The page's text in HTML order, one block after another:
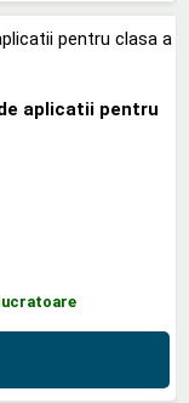
aplicatii pentru